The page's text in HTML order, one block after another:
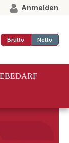
Anmelden
Brutto Netto